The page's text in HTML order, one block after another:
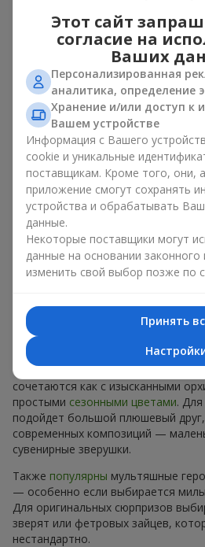
Букет с игрушкой — универсальное
решение. Такое сочетание
их обновлять в памяти каждый
попадает в поле зрения. Вместе
работают идеально. Цветы и
между красотой и нежностью, а
приятный подарок на долгие годы.
Приятные на ощупь игрушки
спокойствия и домашнего уюта.
— это действительно отличный
воспоминание о том, кто подарил
Популярные
букетов и
Букет с игрушкой может быть
игрушкой», используярозы,
гипсофилы
. Игрушек тоже много.
клиенты выбирают композицию
классика, которая никогда не
есть плюшевые мишки разных
сочетаются как с изысканными
простыми сезонными цветами.
подойдет большой плюшевый
современных композиций —
сувенирные зверушки.
Также популярны мультяшные
— особенно если выбирается
Для оригинальных сюрпризов
зверят или фетровых зайцев,
нестандартно.
Этот сайт
согласие на
Ваших
Персонализированная
аналитика, определение
Хранение и/или доступ к
Вашем устройстве
Информация с Вашего
cookie и уникальные
поставщикам. Кроме того, они,
приложение смогут сохранять
устройства и обрабатывать
данные.
Некоторые поставщики могут
данные на основании
изменить свой выбор позже по
Принять